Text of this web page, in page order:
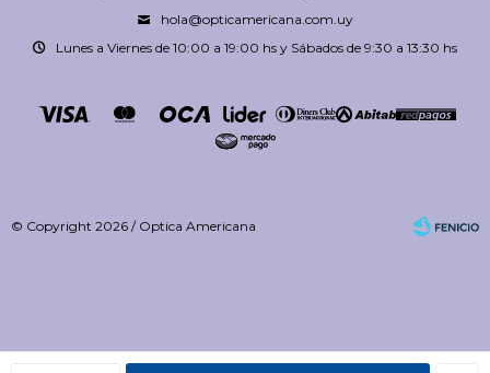
hola@opticamericana.com.uy
Lunes a Viernes de 10:00 a 19:00 hs y Sábados de 9:30 a 13:30 hs
© Copyright 2026 / Optica Americana